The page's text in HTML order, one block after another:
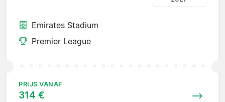
Emirates Stadium
Premier League
PRIJS VANAF
314 €